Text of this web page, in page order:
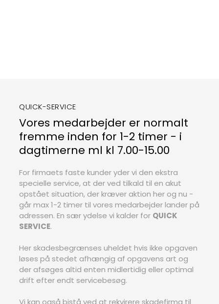
QUICK-SERVICE
Vores medarbejder er normalt
fremme inden for 1-2 timer - i
dagtimerne ml kl 7.00-15.00
For firmaets faste kunder yder vi den ekstra
specielle service, at der ved tilkald til en akut
opstået situation, der kræver aktion her og nu -
går max 1-2 timer til vores medarbejder lander på
adressen. En sær ydelse vi kalder for QUICK
SERVICE.
Her skadesbegrænses uheldet hvis ikke opgaven
løses på stedet afhængig af opgavens art og
der afsøges altid enten midlertidig eller optimal
drift efter endt servicebesøg.
Vi kan også bistå ved at rekvirere skadefirma til